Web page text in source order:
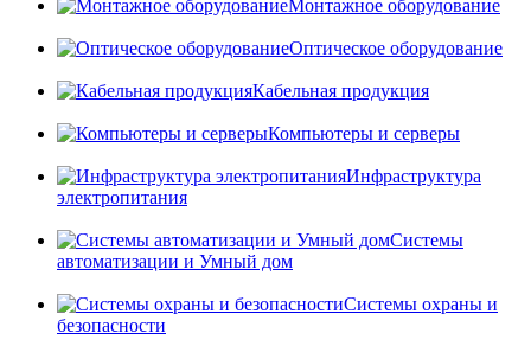
Монтажное оборудование
Оптическое оборудование
Кабельная продукция
Компьютеры и серверы
Инфраструктура
электропитания
Системы
автоматизации и Умный дом
Системы охраны и
безопасности